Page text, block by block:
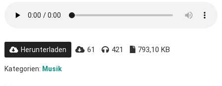
Herunterladen 61 421 793,10 KB
Kategorien: Musik